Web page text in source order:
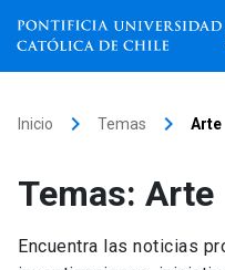
Facultades, escuelas e
institutos
Inicio keyboard_arrow_right Temas keyboard_arrow_right Arte
Temas: Arte
Encuentra las noticias